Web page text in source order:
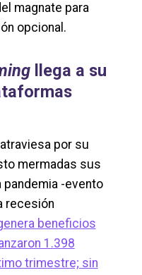
magnate para
opcional.
llega a su
por su
mermadas sus
pandemia -evento
recesión
beneficios
1.398
trimestre; sin